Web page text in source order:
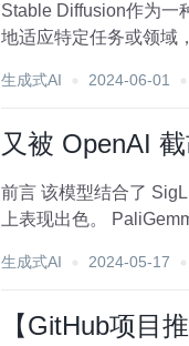
Stable Diffusion作为一
地适应特定任务或领域
生成式AI 2024-06-01
又被 OpenAI
前言 该模型结合了 SigLIP 视觉模型和 Gemma 语言模型，这两种模型都是开放组件，使得PaliGemma在处理视觉与语言结合的任务
上表现出色。
生成式AI 2024-05-17
【GitHub项目